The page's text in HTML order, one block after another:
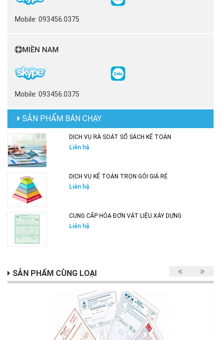
Mobile: 093456.0375
MIỀN NAM
Mobile: 093456.0375
SẢN PHẨM BÁN CHẠY
DỊCH VỤ RÀ SOÁT SỔ SÁCH KẾ TOÁN
Liên hệ
DỊCH VỤ KẾ TOÁN TRỌN GÓI GIÁ RẺ
Liên hệ
CUNG CẤP HÓA ĐƠN VẬT LIỆU XÂY DỰNG
Liên hệ
SẢN PHẨM CÙNG LOẠI